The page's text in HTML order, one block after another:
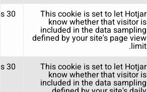
This cookie is set to let Hotjar
know whether that visitor is
included in the data sampling
defined by your site's page view
limit.
30 minutes
This cookie is set to let Hotjar
know whether that visitor is
included in the data sampling
30 minutes